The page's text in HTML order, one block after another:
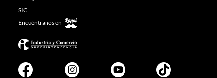
SIC
Encuéntranos en